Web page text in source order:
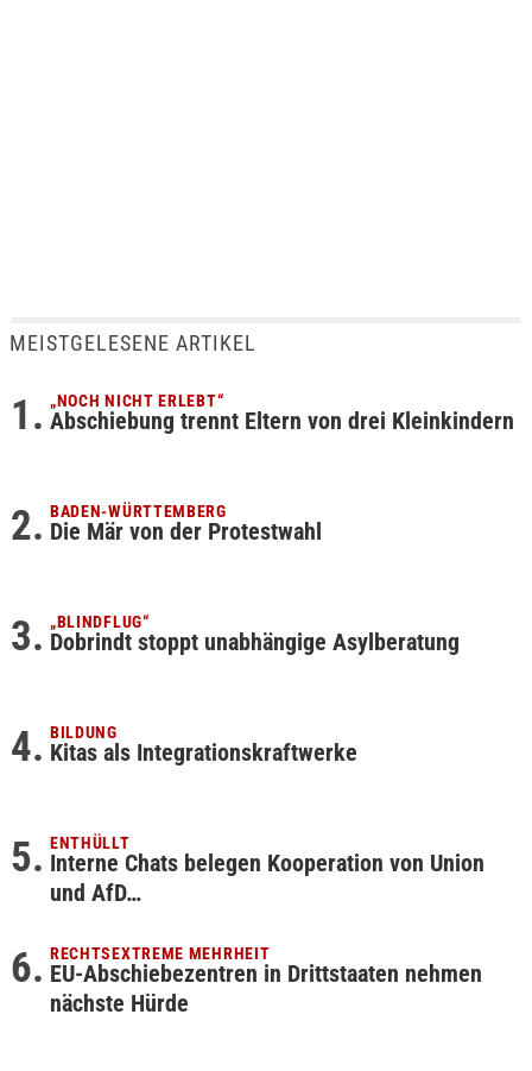
MEISTGELESENE ARTIKEL
„NOCH NICHT ERLEBT“
Abschiebung trennt Eltern von drei Kleinkindern
BADEN-WÜRTTEMBERG
Die Mär von der Protestwahl
„BLINDFLUG“
Dobrindt stoppt unabhängige Asylberatung
BILDUNG
Kitas als Integrationskraftwerke
ENTHÜLLT
Interne Chats belegen Kooperation von Union
und AfD…
RECHTSEXTREME MEHRHEIT
EU-Abschiebezentren in Drittstaaten nehmen
nächste Hürde